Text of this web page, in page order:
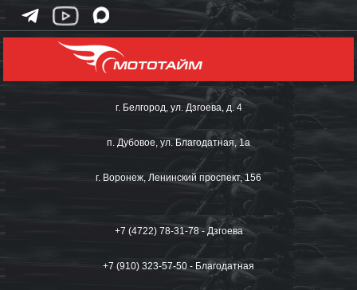
г. Белгород, ул. Дзгоева, д. 4
п. Дубовое, ул. Благодатная, 1а
г. Воронеж, Ленинский проспект, 156
+7 (4722) 78-31-78 - Дзгоева
+7 (910) 323-57-50 - Благодатная